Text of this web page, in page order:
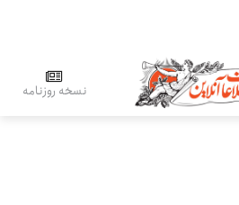
نسخه روزنامه